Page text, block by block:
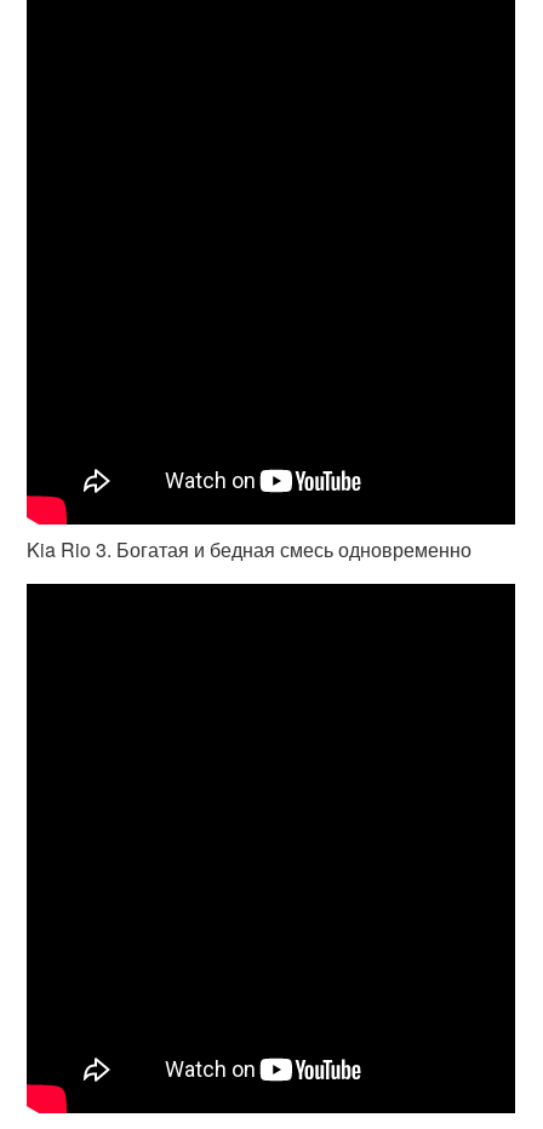
Kia Rio 3. Богатая и бедная смесь одновременно